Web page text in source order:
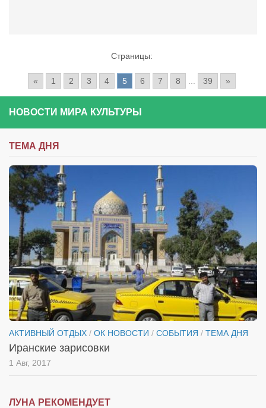
Страницы:
« 1 2 3 4 5 6 7 8 ... 39 »
НОВОСТИ МИРА КУЛЬТУРЫ
ТЕМА ДНЯ
АКТИВНЫЙ ОТДЫХ / ОК НОВОСТИ / СОБЫТИЯ / ТЕМА ДНЯ
Иранские зарисовки
1 Авг, 2017
ЛУНА РЕКОМЕНДУЕТ